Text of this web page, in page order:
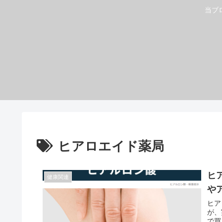
当ブ
ヒアロエイド薬局
健康関連
ヒ
や
ヒ
が